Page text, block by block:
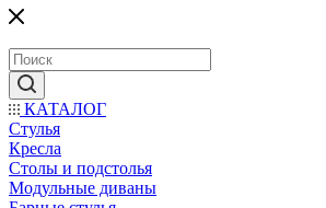
КАТАЛОГ
Стулья
Кресла
Столы и подстолья
Модульные диваны